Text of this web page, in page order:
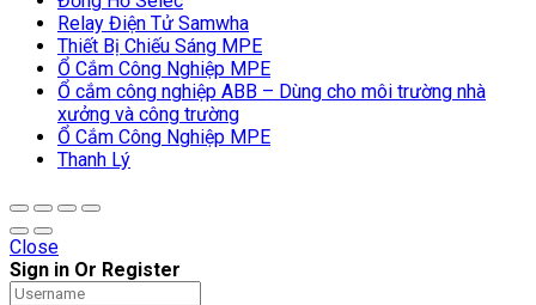
Relay Điện Tử Samwha
Thiết Bị Chiếu Sáng MPE
Ổ Cắm Công Nghiệp MPE
Ổ cắm công nghiệp ABB – Dùng cho môi trường nhà
xưởng và công trường
Ổ Cắm Công Nghiệp MPE
Thanh Lý
Close
Sign in Or Register